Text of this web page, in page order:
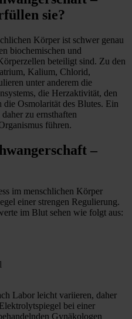
sie?
Körper ist schwer genau
biochemischen und
beteiligt sind. Zu den
Kalium, Chlorid,
unter anderem die
die Herzaktivität, den
die Osmolarität des Blutes. Ein
zu ernsthaften
führen.
–
im menschlichen Körper
einer strengen Regulierung.
im Blut sehen wie folgt aus:
Labor leicht variieren, daher
bei einer
Gynäkologen